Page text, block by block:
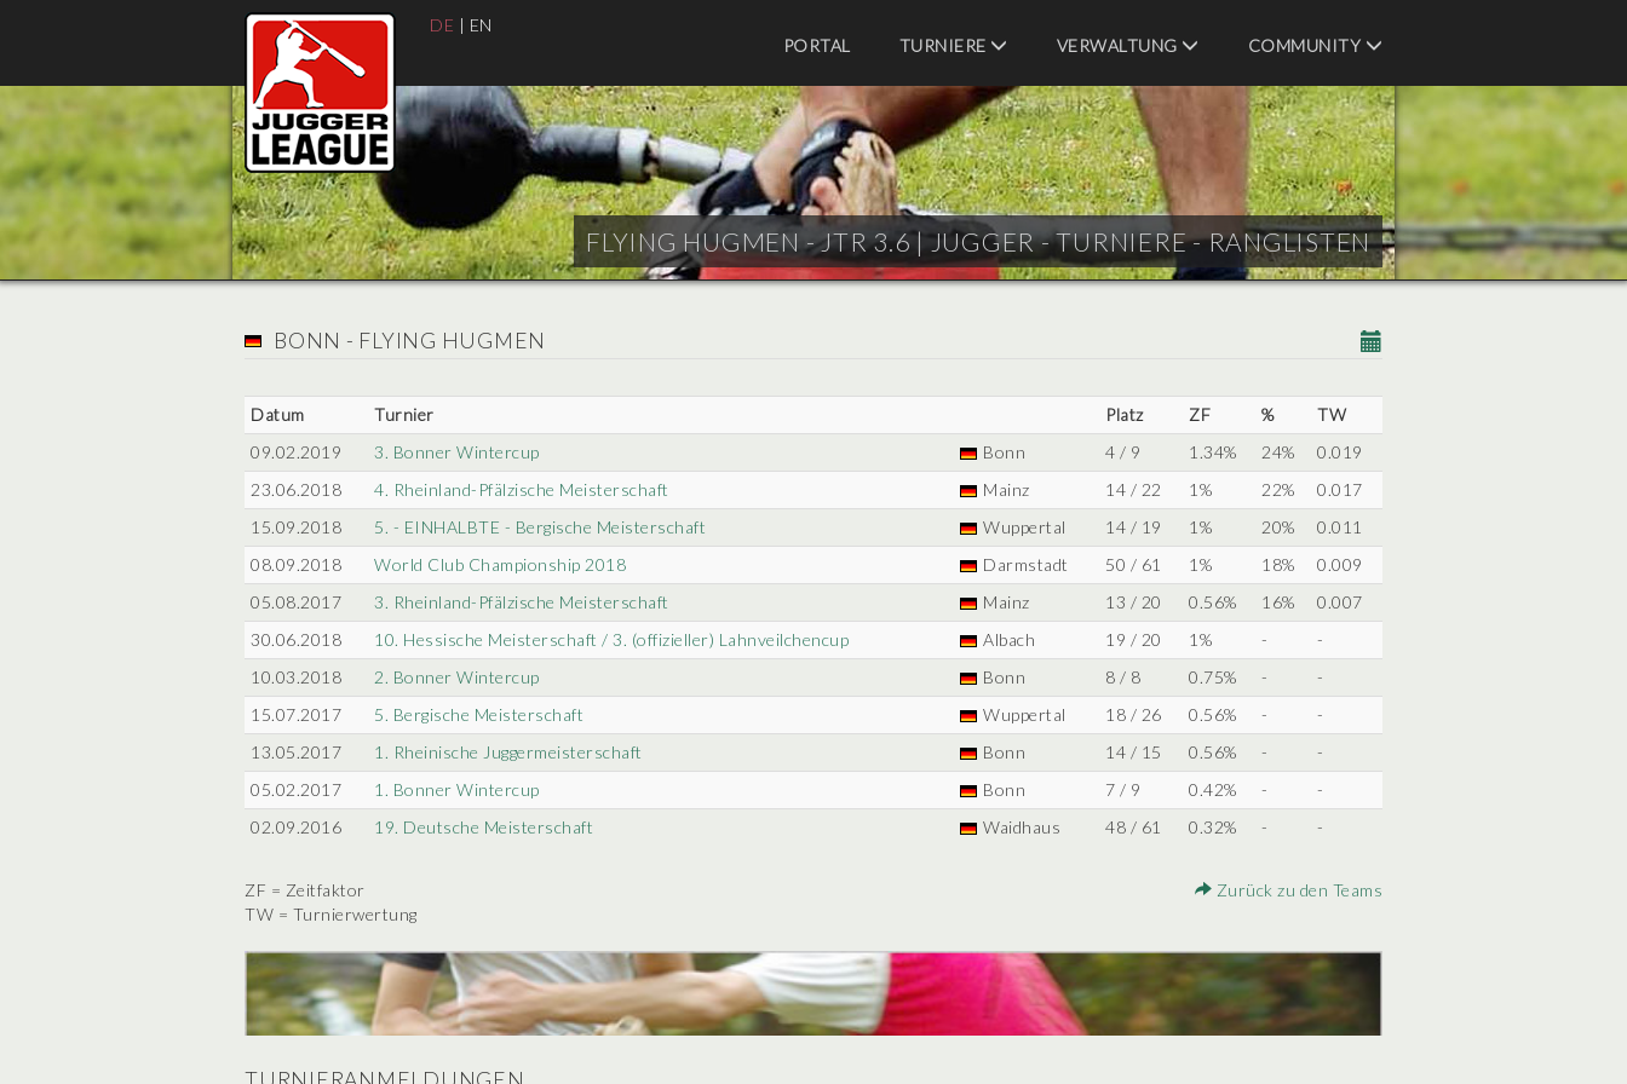
DE | EN
PORTAL
TURNIERE VERWALTUNG COMMUNITY
FLYING HUGMEN - JTR 3.6 |JUGGER - TURNIERE - RANGLISTEN
BONN - FLYING HUGMEN
Datum Turnier Platz ZF %
TW
09.02.2019
3. Bonner Wintercup Bonn 4 / 9 1.34% 24%
0.019
23.06.2018
4. Rheinland-Pfälzische Meisterschaft Mainz 14 / 22 1% 22%
0.017
15.09.2018
5. - EINHALBTE - Bergische Meisterschaft Wuppertal 14 / 19 1% 20%
0.011
08.09.2018
World Club Championship 2018 Darmstadt 50 / 61 1% 18%
0.009
05.08.2017
3. Rheinland-Pfälzische Meisterschaft Mainz 13 / 20 0.56% 16%
0.007
30.06.2018
10. Hessische Meisterschaft / 3. (offizieller) Lahnveilchencup Albach 19 / 20 1% -
-
10.03.2018
2. Bonner Wintercup Bonn 8 / 8 0.75% -
-
15.07.2017
5. Bergische Meisterschaft Wuppertal 18 / 26 0.56% -
-
13.05.2017
1. Rheinische Juggermeisterschaft Bonn 14 / 15 0.56% -
-
05.02.2017
1. Bonner Wintercup Bonn 7 / 9 0.42% -
-
02.09.2016
19. Deutsche Meisterschaft Waidhaus 48 / 61 0.32% - -
ZF = Zeitfaktor
TW = Turnierwertung
Zurück zu den Teams